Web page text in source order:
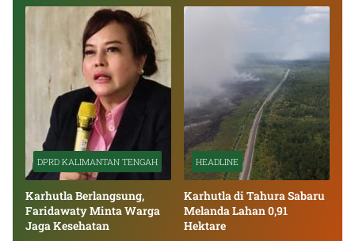
DPRD KALIMANTAN TENGAH
Karhutla Berlangsung,
Faridawaty Minta Warga
Jaga Kesehatan
HEADLINE
Karhutla di Tahura Sabaru
Melanda Lahan 0,91
Hektare